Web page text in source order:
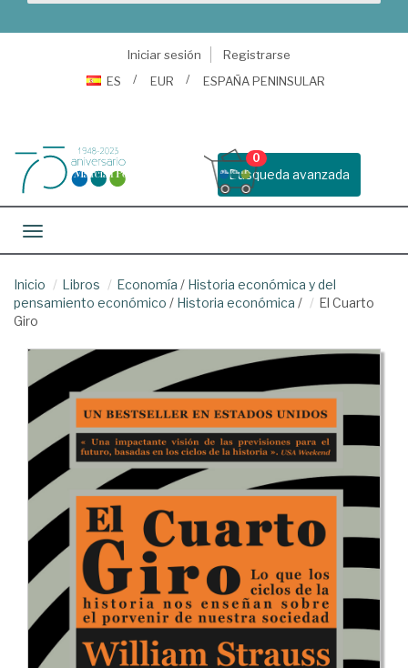
Iniciar sesión
Registrarse
ES
EUR ESPAÑA PENINSULAR
Busqueda avanzada
0
Toggle navigation
Inicio Libros Economía / Historia económica y del
pensamiento económico / Historia económica /
El Cuarto
Giro